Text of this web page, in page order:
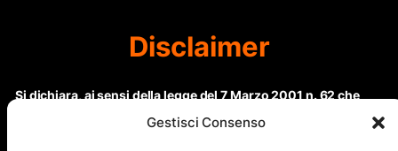
Gestisci Consenso
Disclaimer
Si dichiara, ai sensi della legge del 7 Marzo 2001 n. 62 che
questo sito non rientra nella categoria di “Informazione